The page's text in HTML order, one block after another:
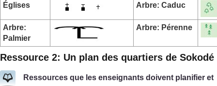
Églises Arbre: Caduc
Arbre:
Palmier
Arbre: Pérenne
Ressource 2: Un plan des quartiers de Sokodé
Ressources que les enseignants doivent planifier et